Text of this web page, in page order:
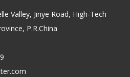
Valley, Jinye Road, High-Tech
P.R.China